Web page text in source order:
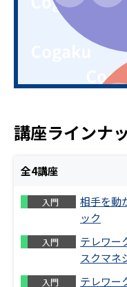
講座ラインナ
全4講座
入門
相手を動
ック
入門
テレワー
スクマネ
入門
テレワー